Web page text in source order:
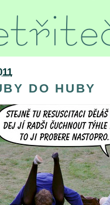
DO HUBY